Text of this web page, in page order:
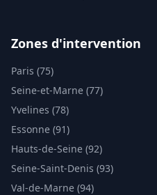
Zones d'intervention
Paris (75)
Seine-et-Marne (77)
Yvelines (78)
Essonne (91)
Hauts-de-Seine (92)
Seine-Saint-Denis (93)
Val-de-Marne (94)